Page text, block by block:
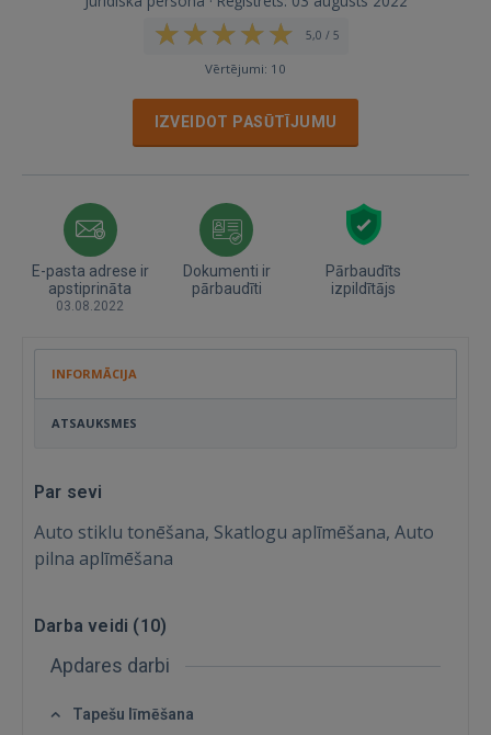
5,0 / 5
Vērtējumi: 10
IZVEIDOT PASŪTĪJUMU
E-pasta adrese ir
apstiprināta
03.08.2022
Dokumenti ir
pārbaudīti
Pārbaudīts
izpildītājs
INFORMĀCIJA
ATSAUKSMES
Par sevi
Auto stiklu tonēšana, Skatlogu aplīmēšana, Auto
pilna aplīmēšana
Darba veidi (10)
Apdares darbi
Tapešu līmēšana